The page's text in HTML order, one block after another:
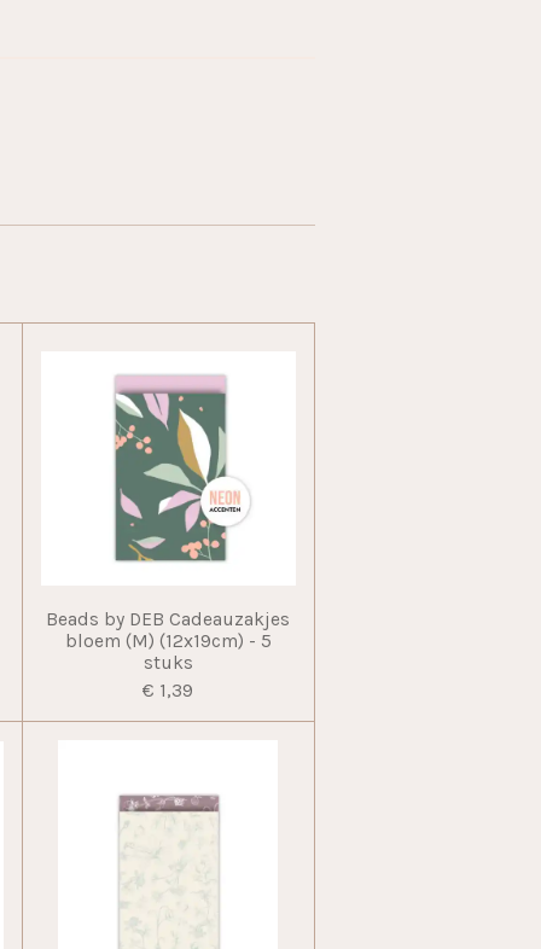
Beads by DEB Cadeauzakjes
bloem (M) (12x19cm) - 5
stuks
€ 1,39